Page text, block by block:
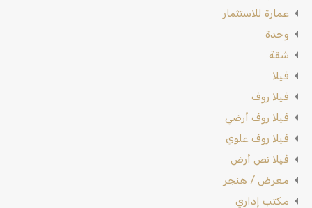
عمارة للاستثمار
وحدة
شقة
فيلا
فيلا روف
فيلا روف أرضي
فيلا روف علوي
فيلا نص أرض
معرض / هنجر
مكتب إداري